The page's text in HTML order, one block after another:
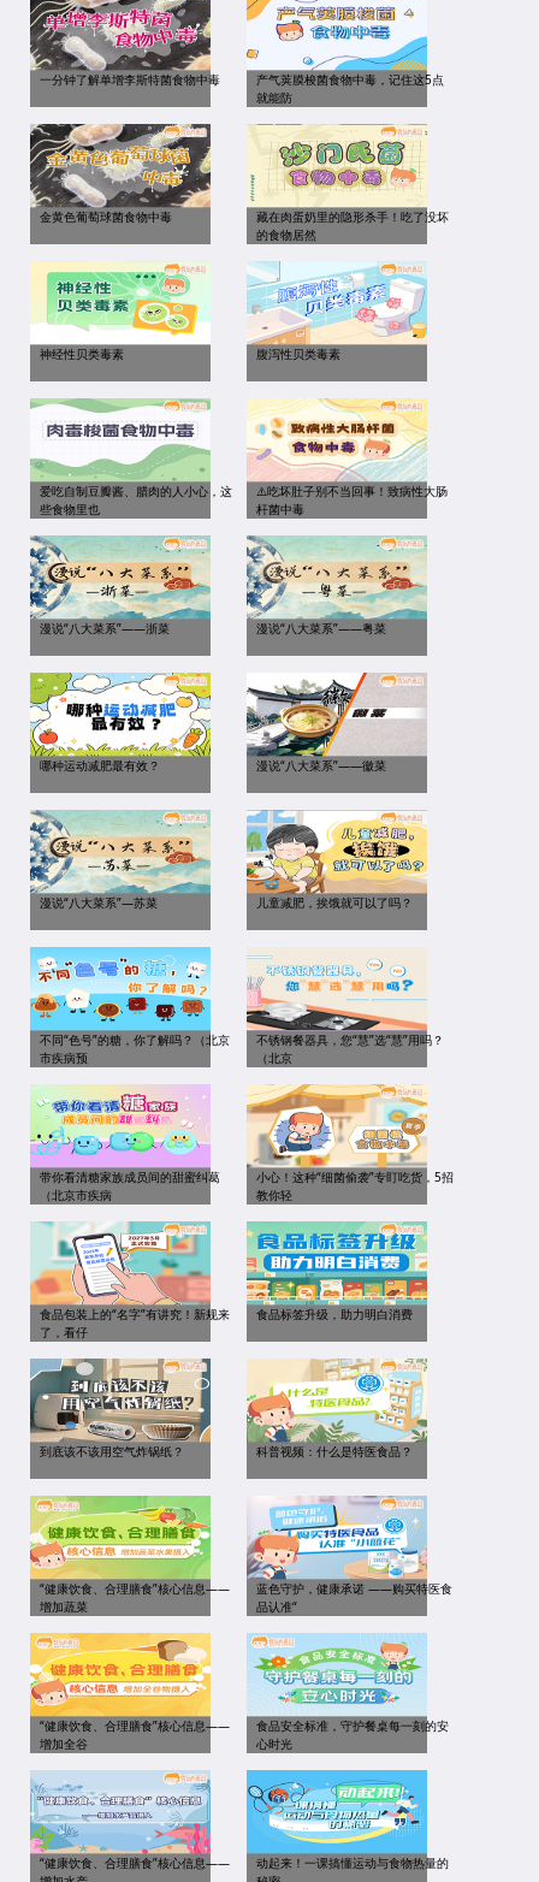
一分钟了解单增李斯特菌食物中毒
产气荚膜梭菌食物中毒，记住这5点
就能防
金黄色葡萄球菌食物中毒
藏在肉蛋奶里的隐形杀手！吃了没坏
的食物居然
神经性贝类毒素 腹泻性贝类毒素
爱吃自制豆瓣酱、腊肉的人小心，这
些食物里也
⚠️吃坏肚子别不当回事！致病性大肠
杆菌中毒
漫说“八大菜系”——浙菜 漫说“八大菜系”——粤菜
哪种运动减肥最有效？ 漫说“八大菜系”——徽菜
漫说“八大菜系”—苏菜 儿童减肥，挨饿就可以了吗？
不同“色号”的糖，你了解吗？（北京
市疾病预
不锈钢餐器具，您“慧”选“慧”用吗？
（北京
带你看清糖家族成员间的甜蜜纠葛
（北京市疾病
小心！这种“细菌偷袭”专盯吃货，5招
教你轻
食品包装上的“名字”有讲究！新规来
了，看仔
食品标签升级，助力明白消费
到底该不该用空气炸锅纸？ 科普视频：什么是特医食品？
“健康饮食、合理膳食”核心信息——
增加蔬菜
蓝色守护，健康承诺 ——购买特医食
品认准“
“健康饮食、合理膳食”核心信息——
增加全谷
食品安全标准，守护餐桌每一刻的安
心时光
“健康饮食、合理膳食”核心信息——
动起来！一课搞懂运动与食物热量的